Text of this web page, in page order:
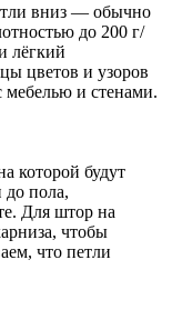
вниз — обычно
до 200 г/
лёгкий
цветов и узоров
мебелью и стенами.
которой будут
до пола,
Для штор на
чтобы
что петли